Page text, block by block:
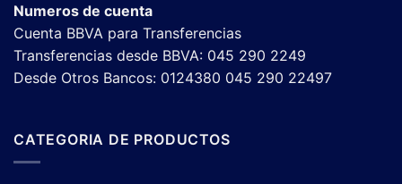
Numeros de cuenta
Cuenta BBVA para Transferencias
Transferencias desde BBVA: 045 290 2249
Desde Otros Bancos: 0124380 045 290 22497
CATEGORIA DE PRODUCTOS